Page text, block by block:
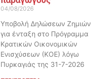
04/08/2026
Υποβολή Δηλώσεων Ζημιών
για ένταξη στο Πρόγραμμα
Κρατικών Οικονομικών
Ενισχύσεων (ΚΟΕ) λόγω
Πυρκαγιάς της 31-7-2026